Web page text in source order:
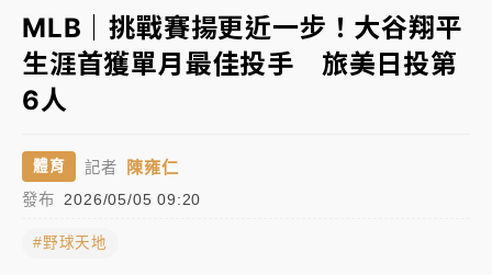
中颱白海豚風雨來了！中部以北防豪雨 今晚、明天影
響最劇烈
白海豚逼近！北市水門只出不進 未移置車輛最高罰
4800＋拖吊費
油價持續凍漲！ 中油宣布下周一汽柴油價格維持不變
路鷹架倒塌壓2車
▼
MLB｜挑戰賽揚更近一步！大谷翔平
生涯首獲單月最佳投手 旅美日投第
6人
體育 記者 陳雍仁
發布 2026/05/05 09:20
#野球天地